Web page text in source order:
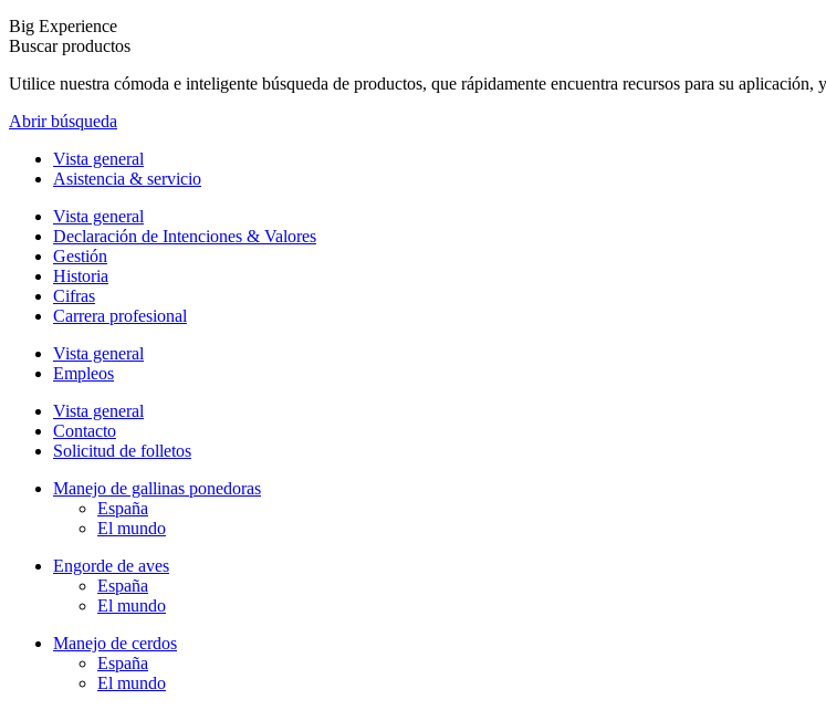
Big Experience
Buscar productos
Utilice nuestra cómoda e inteligente búsqueda de productos, que rápidamente encuentra recursos para su
Abrir búsqueda
Vista general
Asistencia & servicio
Vista general
Declaración de Intenciones & Valores
Gestión
Historia
Cifras
Carrera profesional
Vista general
Empleos
Vista general
Contacto
Solicitud de folletos
Manejo de gallinas ponedoras
España
El mundo
Engorde de aves
España
El mundo
Manejo de cerdos
España
El mundo